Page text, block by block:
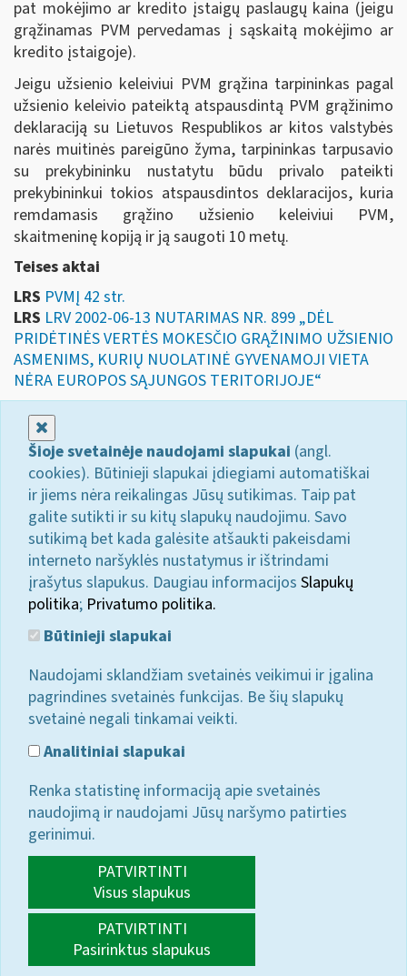
pat mokėjimo ar kredito įstaigų paslaugų kaina (jeigu
grąžinamas PVM pervedamas į sąskaitą mokėjimo ar
kredito įstaigoje).
Jeigu užsienio keleiviui PVM grąžina tarpininkas pagal
užsienio keleivio pateiktą atspausdintą PVM grąžinimo
deklaraciją su Lietuvos Respublikos ar kitos valstybės
narės muitinės pareigūno žyma, tarpininkas tarpusavio
su prekybininku nustatytu būdu privalo pateikti
prekybininkui tokios atspausdintos deklaracijos, kuria
remdamasis grąžino užsienio keleiviui PVM,
skaitmeninę kopiją ir ją saugoti 10 metų.
Teises aktai
LRS PVMĮ 42 str.
LRS LRV 2002-06-13 NUTARIMAS NR. 899 „DĖL
PRIDĖTINĖS VERTĖS MOKESČIO GRĄŽINIMO UŽSIENIO
ASMENIMS, KURIŲ NUOLATINĖ GYVENAMOJI VIETA
NĖRA EUROPOS SĄJUNGOS TERITORIJOJE“
Šioje svetainėje naudojami slapukai (angl.
cookies). Būtinieji slapukai įdiegiami automatiškai
ir jiems nėra reikalingas Jūsų sutikimas. Taip pat
galite sutikti ir su kitų slapukų naudojimu. Savo
sutikimą bet kada galėsite atšaukti pakeisdami
interneto naršyklės nustatymus ir ištrindami
įrašytus slapukus. Daugiau informacijos Slapukų
politika; Privatumo politika.
Būtinieji slapukai
Naudojami sklandžiam svetainės veikimui ir įgalina
pagrindines svetainės funkcijas. Be šių slapukų
svetainė negali tinkamai veikti.
Analitiniai slapukai
Renka statistinę informaciją apie svetainės
naudojimą ir naudojami Jūsų naršymo patirties
gerinimui.
PATVIRTINTI
Visus slapukus
PATVIRTINTI
Pasirinktus slapukus